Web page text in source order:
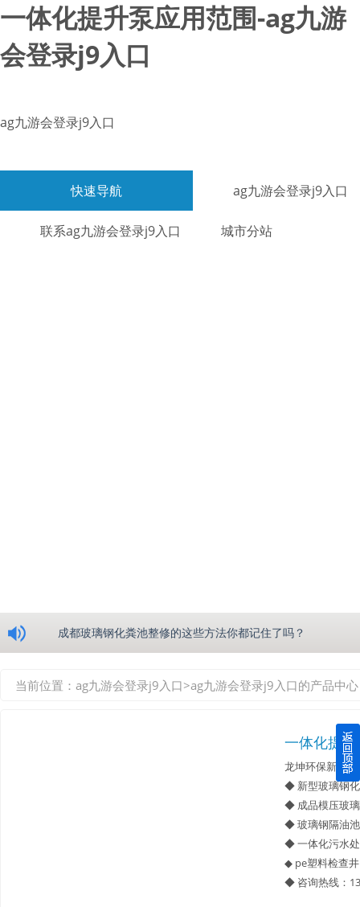
一体化提升泵应用范围-ag九游
会登录j9入口
ag九游会登录j9入口
快速导航 ag九游会登录j9入口
联系ag九游会登录j9入口 城市分站
成都玻璃钢化粪池整修的这些方法你都记住了吗？
四川玻璃钢化粪池逐渐取代传统玻璃钢化粪池的这几点原因
关于重庆玻璃钢化粪池的这些基础知识你都记住了吗？
当前位置： ag九游会登录j9入口>ag九游会登录j9入口的产品中心
一体化提
龙坤环保新型
◆ 新型玻璃钢
◆ 成品模压玻
◆ 玻璃钢隔油池
◆ 一体化污水
◆ pe塑料检查井
◆ 咨询热线：